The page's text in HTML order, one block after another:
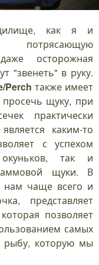
как я и
осторожная
"звенеть" в руку.
Perch также имеет
щуку, при
практически
каким-то
с успехом
так и
щуки. В
нам чаще всего и
представляет
позволяет
самых
рыбу, которую мы